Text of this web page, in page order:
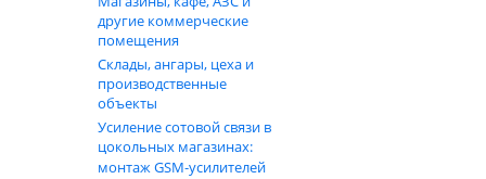
другие коммерческие
помещения
Склады, ангары, цеха и
производственные
объекты
Усиление сотовой связи в
цокольных магазинах:
монтаж GSM‑усилителей